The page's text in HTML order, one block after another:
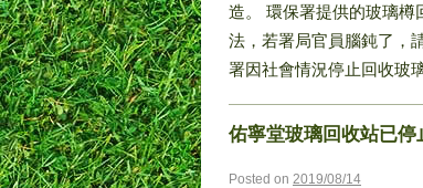
造。 環保署提供的玻璃樽
法，若署局官員腦鈍了，
署因社會情況停止回收玻
佑寧堂玻璃回收站已停
Posted on 2019/08/14